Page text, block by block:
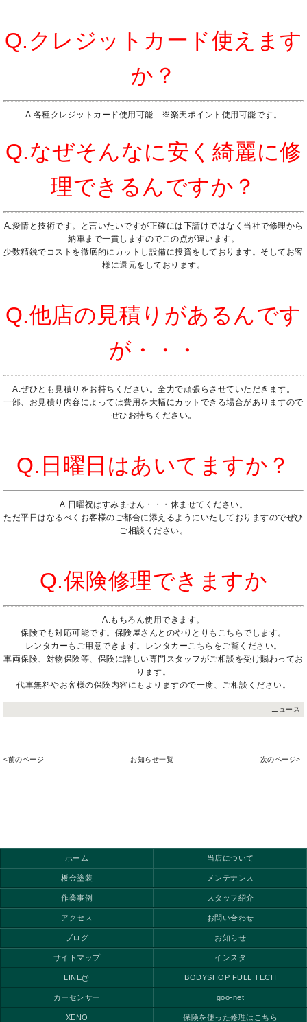
Q.クレジットカード使えます
か？
A.各種クレジットカード使用可能 ※楽天ポイント使用可能です。
Q.なぜそんなに安く綺麗に修
理できるんですか？
A.愛情と技術です。と言いたいですが正確には下請けではなく当社で修理から
納車まで一貫しますのでこの点が違います。
少数精鋭でコストを徹底的にカットし設備に投資をしております。そしてお客
様に還元をしております。
Q.他店の見積りがあるんです
が・・・
A.ぜひとも見積りをお持ちください。全力で頑張らさせていただきます。
一部、お見積り内容によっては費用を大幅にカットできる場合がありますので
ぜひお持ちください。
Q.日曜日はあいてますか？
A.日曜祝はすみません・・・休ませてください。
ただ平日はなるべくお客様のご都合に添えるようにいたしておりますのでぜひ
ご相談ください。
Q.保険修理できますか
A.もちろん使用できます。
保険でも対応可能です。保険屋さんとのやりとりもこちらでします。
レンタカーもご用意できます。
レンタカーこちらをご覧ください。
車両保険、対物保険等、保険に詳しい専門スタッフがご相談を受け賜わってお
ります。
代車無料やお客様の保険内容にもよりますので一度、ご相談ください。
ニュース
<前のページ お知らせ一覧 次のページ>
ホーム 当店について
板金塗装 メンテナンス
作業事例 スタッフ紹介
アクセス お問い合わせ
ブログ お知らせ
サイトマップ インスタ
LINE@ BODYSHOP FULL TECH
カーセンサー goo-net
XENO 保険を使った修理はこちら